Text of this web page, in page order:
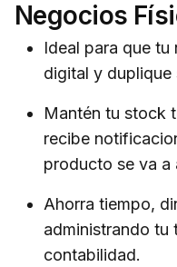
Negocios
Ideal para que tu
digital y duplique
Mantén tu stock
recibe
producto se va a
Ahorra tiempo,
administrando tu
contabilidad.